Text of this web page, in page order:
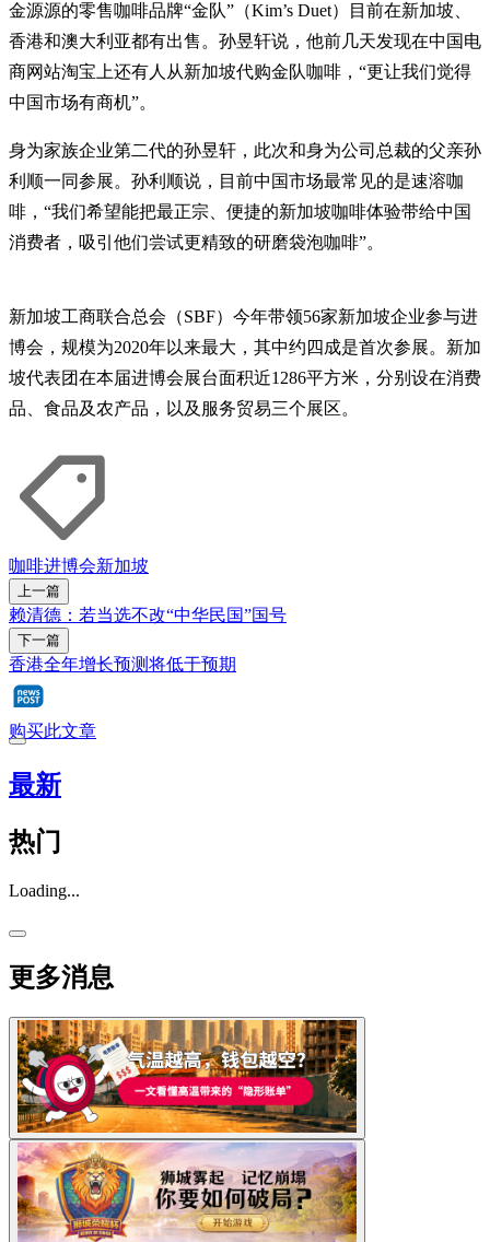
金源源的零售咖啡品牌“金队”（Kim’s Duet）目前在新加坡、
香港和澳大利亚都有出售。孙昱轩说，他前几天发现在中国电
商网站淘宝上还有人从新加坡代购金队咖啡，“更让我们觉得
中国市场有商机”。
身为家族企业第二代的孙昱轩，此次和身为公司总裁的父亲孙
利顺一同参展。孙利顺说，目前中国市场最常见的是速溶咖
啡，“我们希望能把最正宗、便捷的新加坡咖啡体验带给中国
消费者，吸引他们尝试更精致的研磨袋泡咖啡”。
新加坡工商联合总会（SBF）今年带领56家新加坡企业参与进
博会，规模为2020年以来最大，其中约四成是首次参展。新加
坡代表团在本届进博会展台面积近1286平方米，分别设在消费
品、食品及农产品，以及服务贸易三个展区。
咖啡进博会新加坡
上一篇
赖清德：若当选不改“中华民国”国号
下一篇
香港全年增长预测将低于预期
购买此文章
最新
热门
Loading...
更多消息